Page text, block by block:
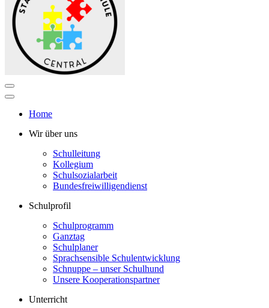
Navigations-
Menü
Navigations-
Home
Wir über uns
Schulleitung
Kollegium
Schulsozialarbeit
Bundesfreiwilligendienst
Schulprofil
Schulprogramm
Ganztag
Schulplaner
Sprachsensible Schulentwicklung
Schnuppe – unser Schulhund
Unsere Kooperationspartner
Unterricht